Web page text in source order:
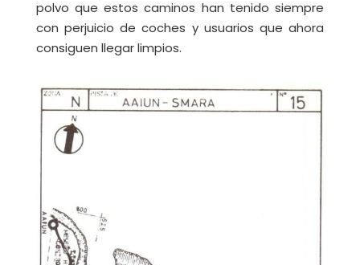
polvo que estos caminos han tenido siempre
con perjuicio de coches y usuarios que ahora
consiguen llegar limpios.